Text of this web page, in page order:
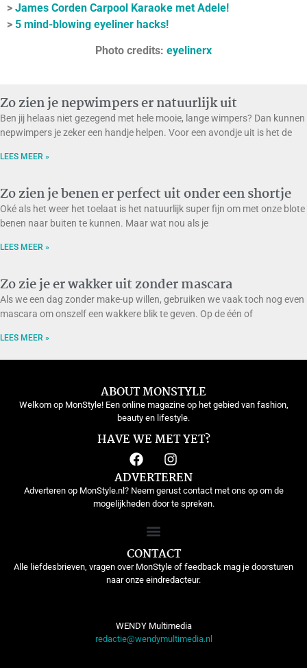
> James Corden Carpool Karaoke met Adele!
> 5 mind-blowing eyeliner hacks!
Photo credits: eyelinerx
Zo zien je nepwimpers er natuurlijk uit
Ben jij helaas niet gezegend met hele mooie, lange wimpers? Dan kunnen
nepwimpers je zeker een handje helpen. Voor een avondje uit is het de
LEES MEER »
Zo zien je benen er perfect uit onder een shortje
Oké als het weer het toelaat is het natuurlijk super fijn om met onze blote
benen naar buiten te kunnen. Maar wat nou als je
LEES MEER »
Zo zie je er wakker uit zonder mascara
Als we een dag zonder make-up willen, gebruiken we vaak toch nog even
mascara om onszelf een wakkere blik te geven. Op de één of
LEES MEER »
ABOUT MONSTYLE
Welkom op MonStyle! Een online magazine op het gebied van fashion,
beauty en lifestyle.
HAVE WE MET YET?
ADVERTEREN
Adverteren op MonStyle.nl? Neem gerust contact met ons op om de
mogelijkheden door te spreken.
CONTACT
Alle liefdesbrieven, vragen over MonStyle of feedback mag je doorsturen
naar onze eindredacteur.
WENDY Multimedia
redactie@wendymultimedia.nl